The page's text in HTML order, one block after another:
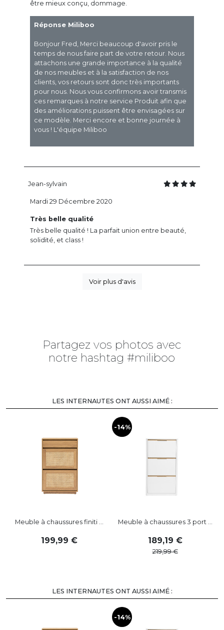
être mieux conçu, dommage.
Réponse Miliboo
Bonjour Fred, Merci beaucoup d'avoir pris le
temps de nous faire part de votre retour. Nous
attachons une grande importance à la qualité
de nos meubles et à la satisfaction de nos
clients, vos retours sont donc très importants
pour nous. Nous vous confirmons avoir transmis
ces remarques à notre service Produit afin que
des améliorations puissent être envisagées sur
ce modèle. Merci encore et bonne journée à
vous ! L'équipe Miliboo
Jean-sylvain
Très belle qualité
Très belle qualité ! La parfait union entre beauté,
solidité, et class !
Mardi 29 Décembre 2020
Voir plus d'avis
Partagez vos photos avec
notre hashtag #miliboo
LES INTERNAUTES ONT AUSSI AIMÉ :
Meuble à chaussures finiti ...
199,99
-14%
Meuble à chaussures 3 port ...
189,19
219,99
LES INTERNAUTES ONT AUSSI AIMÉ :
-14%